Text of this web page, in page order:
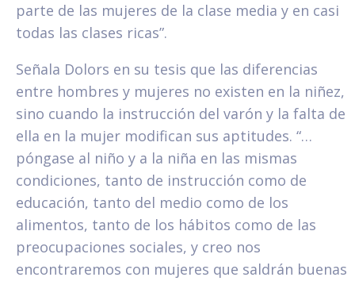
parte de las mujeres de la clase media y en casi
todas las clases ricas”.
Señala Dolors en su tesis que las diferencias
entre hombres y mujeres no existen en la niñez,
sino cuando la instrucción del varón y la falta de
ella en la mujer modifican sus aptitudes. “…
póngase al niño y a la niña en las mismas
condiciones, tanto de instrucción como de
educación, tanto del medio como de los
alimentos, tanto de los hábitos como de las
preocupaciones sociales, y creo nos
encontraremos con mujeres que saldrán buenas